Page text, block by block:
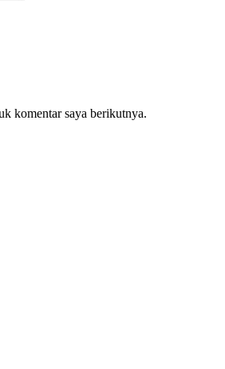
komentar saya berikutnya.